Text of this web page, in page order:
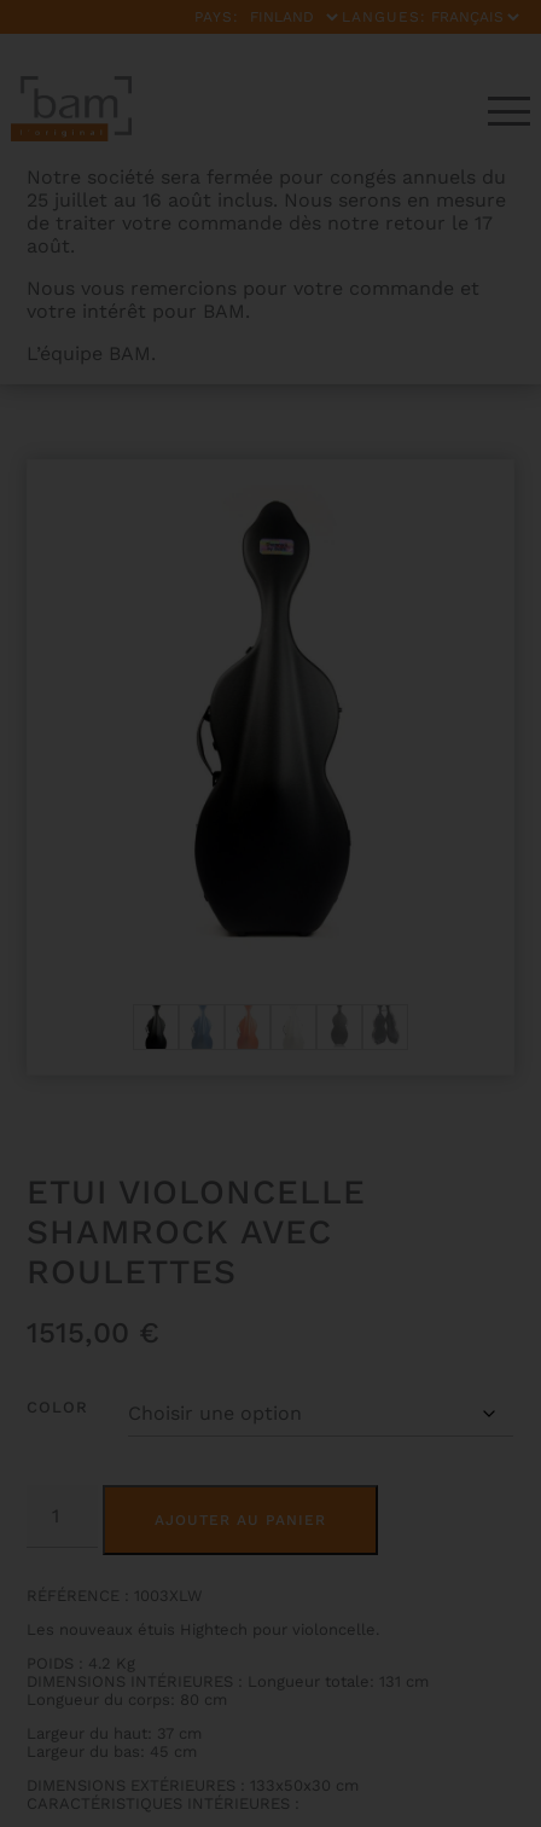
PAYS: LANGUES:
Notre société sera fermée pour congés annuels du
25 juillet au 16 août inclus. Nous serons en mesure
de traiter votre commande dès notre retour le 17
août.
Nous vous remercions pour votre commande et
votre intérêt pour BAM.
L’équipe BAM.
SHAMROCK AVEC ROULETTES
ETUI VIOLONCELLE
SHAMROCK AVEC
ROULETTES
1515,00 €
COLOR
QUANTITÉ
ROULETTES
AJOUTER AU PANIER
RÉFÉRENCE : 1003XLW
Les nouveaux étuis Hightech pour violoncelle.
POIDS : 4.2 Kg
DIMENSIONS INTÉRIEURES : Longueur totale: 131 cm
Longueur du corps: 80 cm
Largeur du haut: 37 cm
Largeur du bas: 45 cm
DIMENSIONS EXTÉRIEURES : 133x50x30 cm
CARACTÉRISTIQUES INTÉRIEURES :